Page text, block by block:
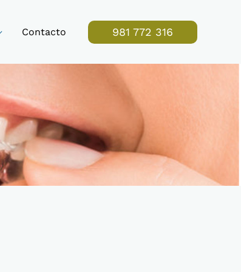
Contacto 981 772 316